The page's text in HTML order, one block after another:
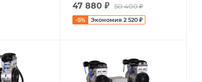
47 880₽ 50 400₽
-5% Экономия 2 520₽